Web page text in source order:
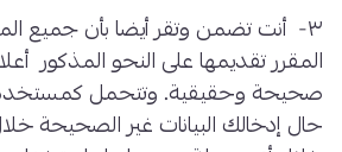
٣- أنت تضمن وتقر أيضا بأن جميع
المقرر تقديمها على النحو المذكور
صحيحة وحقيقية. وتتحمل كمستخدم
حال إدخالك البيانات غير الصحيحة